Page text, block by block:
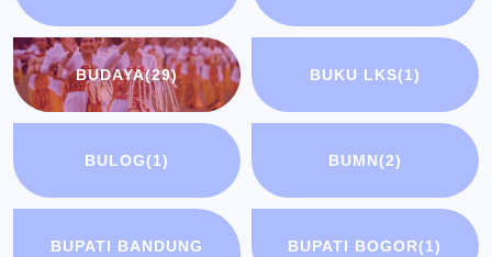
BUDAYA(29) BUKU LKS(1)
BULOG(1) BUMN(2)
BUPATI BANDUNG
BUPATI BOGOR(1)